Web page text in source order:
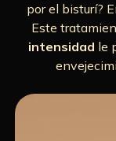
por el bisturí?
Este
intensidad le